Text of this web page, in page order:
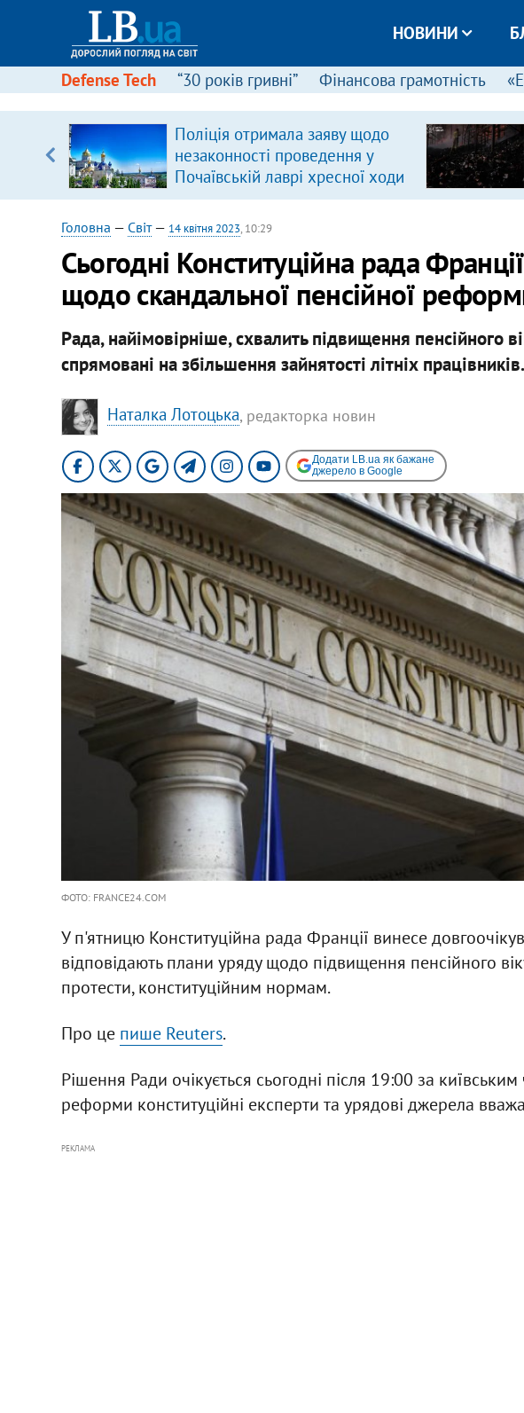
НОВИНИ
Defense Tech “30 років гривні” Фінансова грамотність
Поліція отримала заяву щодо
незаконності проведення у
Почаївській лаврі хресної ходи
Головна — Світ— 14 квітня 2023, 10:29
Сьогодні Конституційна рада
щодо скандальної пенсійної
Рада, найімовірніше, схвалить підвищення пенсійного
спрямовані на збільшення зайнятості літніх працівників.
Наталка Лотоцька, редакторка новин
Додати LB.ua як бажане
джерело в Google
ФОТО: FRANCE24.COM
У п'ятницю Конституційна рада Франції винесе
відповідають плани уряду щодо підвищення пенсійного
протести, конституційним нормам.
Про це пише Reuters.
Рішення Ради очікується сьогодні після 19:00 за
реформи конституційні експерти та урядові джерела
РЕКЛАМА